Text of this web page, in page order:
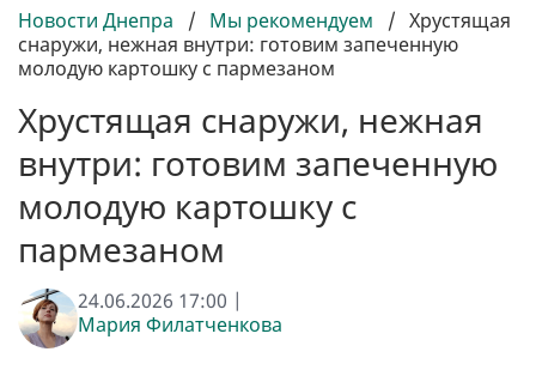
Новости Днепра / Мы рекомендуем / Хрустящая
снаружи, нежная внутри: готовим запеченную
молодую картошку с пармезаном
Хрустящая снаружи, нежная
внутри: готовим запеченную
молодую картошку с
пармезаном
24.06.2026 17:00 |
Мария Филатченкова